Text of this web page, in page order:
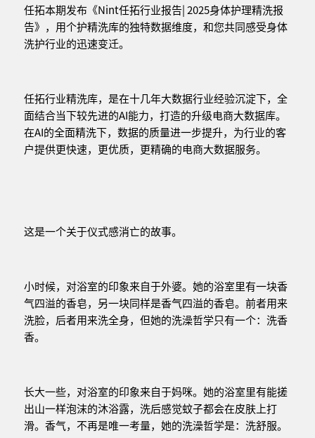
任拓本期发布《Nint任拓行业报告| 2025身体护理精洗报
告》，用个护精洗库的独特数据维度，和您共同感受身体
洗护行业的迅速变迁。
任拓行业精洗库，是在十几年大数据行业经验沉淀下，全
面结合当下较先进的AI能力，打造的升级电商大数据库。
在AI的全面精洗下，数据的质量进一步提升，为行业的客
户提供更快速，更优质，更精确的电商大数据服务。
这是一个关于仪式感消亡的故事。
小时候，对浴室的印象来自于外婆。她的浴室里有一块香
气四溢的香皂，另一块同样是香气四溢的香皂。前者用来
洗脸，后者用来洗全身，但她的洗澡哲学只有一个：洗香
香。
长大一些，对浴室的印象来自于妈咪。她的浴室里有能搓
出山一样泡沫的沐浴露，洗后感觉蚊子都会在皮肤上打
滑。香气，不再是唯一考量，她的洗澡哲学是：洗舒服。